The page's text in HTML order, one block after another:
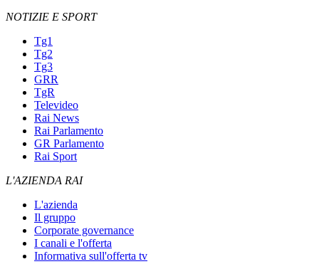
NOTIZIE E SPORT
Tg1
Tg2
Tg3
GRR
TgR
Televideo
Rai News
Rai Parlamento
GR Parlamento
Rai Sport
L'AZIENDA RAI
L'azienda
Il gruppo
Corporate governance
I canali e l'offerta
Informativa sull'offerta tv